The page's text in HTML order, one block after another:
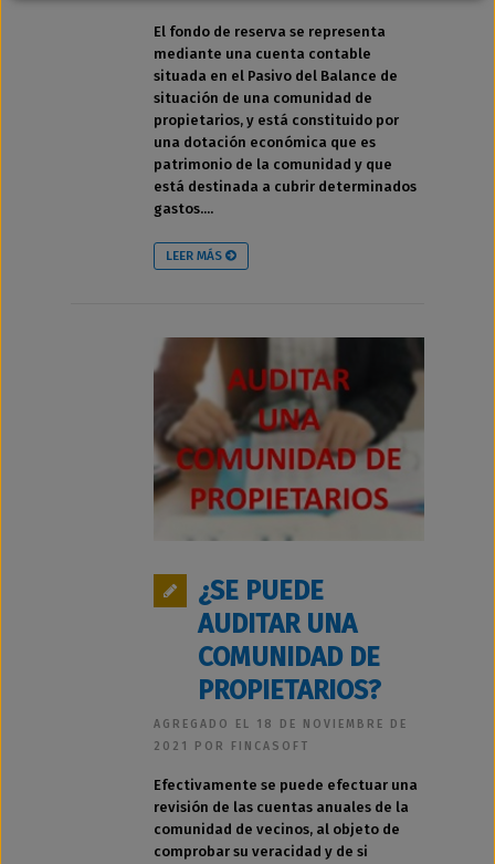
El fondo de reserva se representa
mediante una cuenta contable
situada en el Pasivo del Balance de
situación de una comunidad de
propietarios, y está constituido por
una dotación económica que es
patrimonio de la comunidad y que
está destinada a cubrir determinados
gastos....
LEER MÁS
¿SE PUEDE
AUDITAR UNA
COMUNIDAD DE
PROPIETARIOS?
AGREGADO EL 18 DE NOVIEMBRE DE
2021 POR FINCASOFT
Efectivamente se puede efectuar una
revisión de las cuentas anuales de la
comunidad de vecinos, al objeto de
comprobar su veracidad y de si